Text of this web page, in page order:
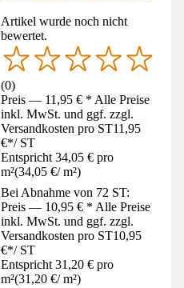
Artikel wurde noch nicht
bewertet.
(0)
Preis — 11,95 € * Alle Preise
inkl. MwSt. und ggf. zzgl.
Versandkosten pro ST11,95
€*/ ST
Entspricht 34,05 € pro
m²(34,05 €/ m²)
Bei Abnahme von 72 ST:
Preis — 10,95 € * Alle Preise
inkl. MwSt. und ggf. zzgl.
Versandkosten pro ST10,95
€*/ ST
Entspricht 31,20 € pro
m²(31,20 €/ m²)